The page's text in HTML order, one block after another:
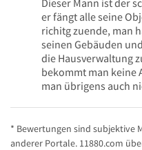
Dieser Mann ist der
er fängt alle seine
richitg zuende, man
seinen Gebäuden
die Hausverwaltung
bekommt man keine
man übrigens auch
* Bewertungen sind subjektive
anderer Portale. 11880.com